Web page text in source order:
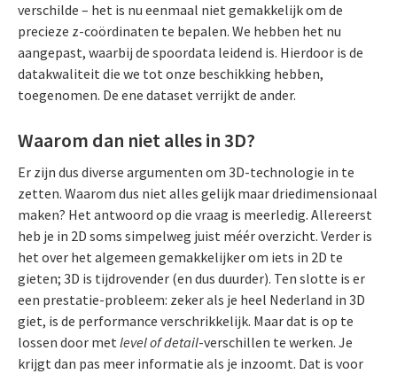
verschilde – het is nu eenmaal niet gemakkelijk om de
precieze z-coördinaten te bepalen. We hebben het nu
aangepast, waarbij de spoordata leidend is. Hierdoor is de
datakwaliteit die we tot onze beschikking hebben,
toegenomen. De ene dataset verrijkt de ander.
Waarom dan niet alles in 3D?
Er zijn dus diverse argumenten om 3D-technologie in te
zetten. Waarom dus niet alles gelijk maar driedimensionaal
maken? Het antwoord op die vraag is meerledig. Allereerst
heb je in 2D soms simpelweg juist méér overzicht. Verder is
het over het algemeen gemakkelijker om iets in 2D te
gieten; 3D is tijdrovender (en dus duurder). Ten slotte is er
een prestatie-probleem: zeker als je heel Nederland in 3D
giet, is de performance verschrikkelijk. Maar dat is op te
lossen door metlevel of detail-verschillen te werken. Je
krijgt dan pas meer informatie als je inzoomt. Dat is voor